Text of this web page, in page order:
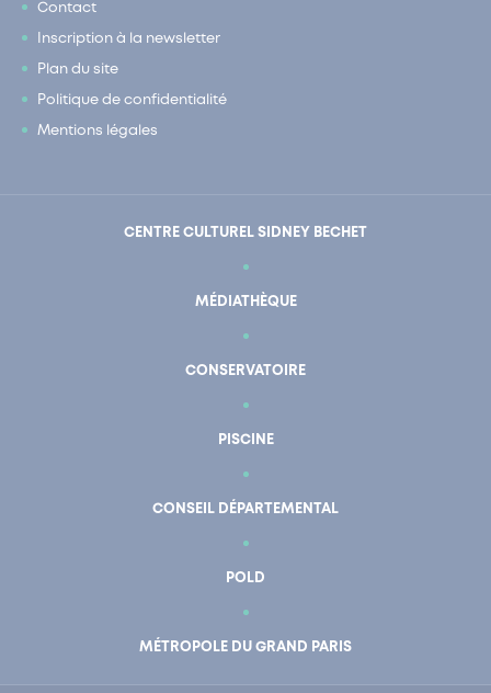
Contact
Inscription à la newsletter
Plan du site
Politique de confidentialité
Mentions légales
CENTRE CULTUREL SIDNEY BECHET
MÉDIATHÈQUE
CONSERVATOIRE
PISCINE
CONSEIL DÉPARTEMENTAL
POLD
MÉTROPOLE DU GRAND PARIS
En un clic Mon compte